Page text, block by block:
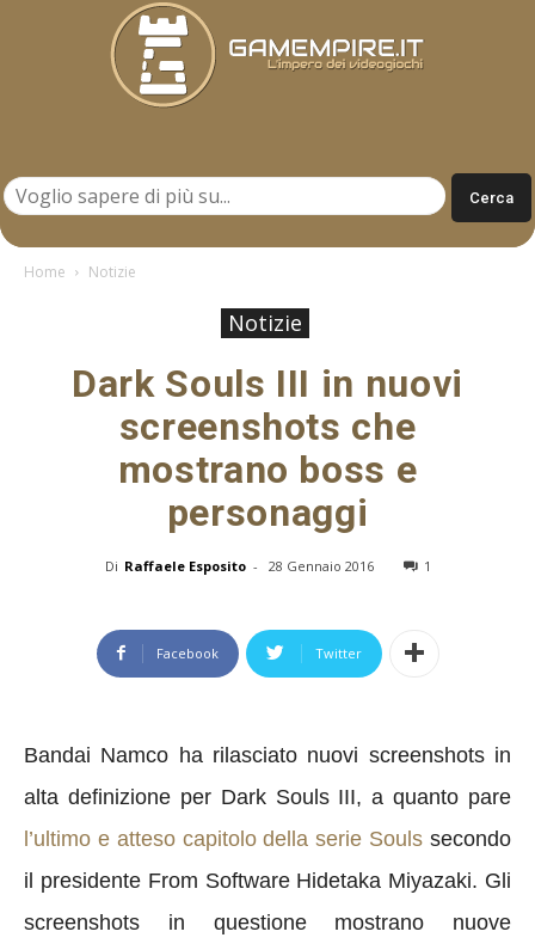
Home Notizie
Notizie
Dark Souls III in nuovi
screenshots che
mostrano boss e
personaggi
Di Raffaele Esposito - 28 Gennaio 2016 1
Facebook Twitter
Bandai Namco ha rilasciato nuovi screenshots in
alta definizione per Dark Souls III, a quanto pare
l’ultimo e atteso capitolo della serie Souls secondo
il presidente From Software Hidetaka Miyazaki. Gli
screenshots in questione mostrano nuove